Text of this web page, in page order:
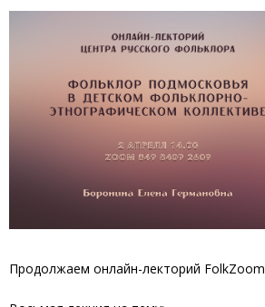
Продолжаем онлайн-лекторий FolkZoom